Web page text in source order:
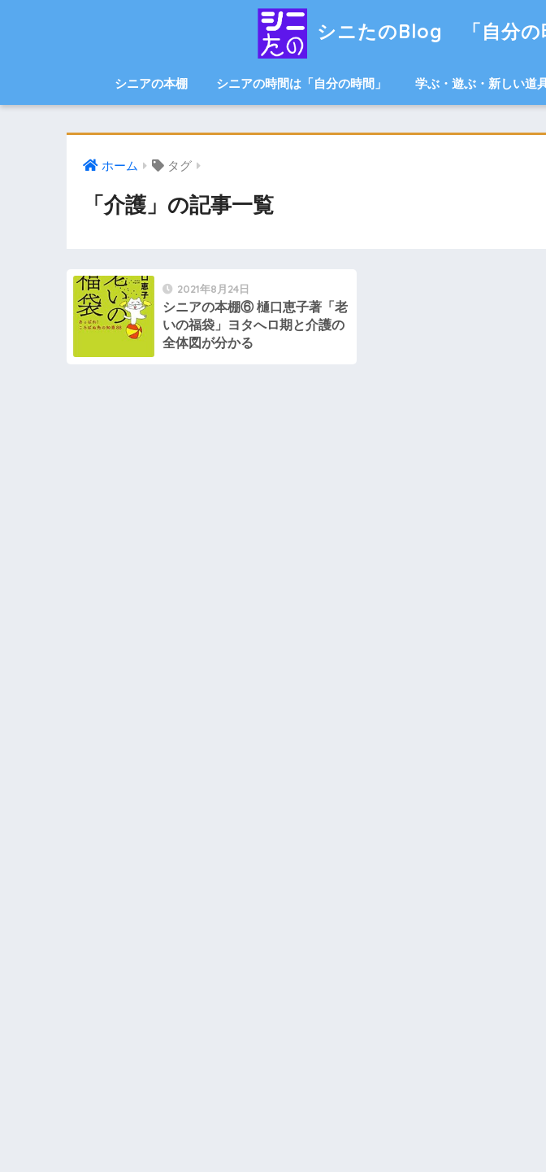
シニたのBlog 「自分の
シニアの本棚 シニアの時間は「自分の時間」 学ぶ・遊ぶ・新しい道
ホーム タグ
「介護」の記事一覧
2021年8月24日
シニアの本棚⑥ 樋口恵子著「老
いの福袋」ヨタへロ期と介護の
全体図が分かる